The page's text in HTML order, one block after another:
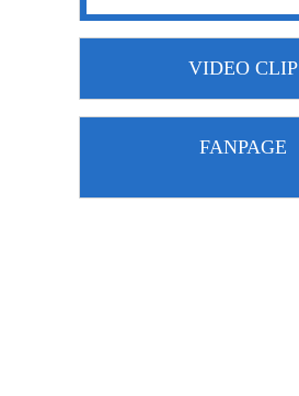
VIDEO CLIP
FANPAGE